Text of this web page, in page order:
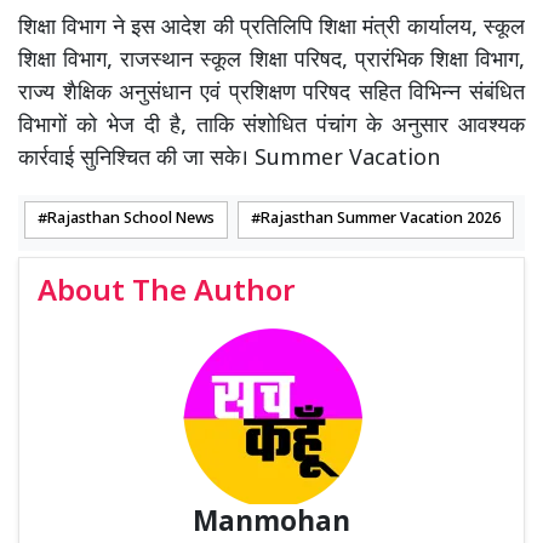
शिक्षा विभाग ने इस आदेश की प्रतिलिपि शिक्षा मंत्री कार्यालय, स्कूल
शिक्षा विभाग, राजस्थान स्कूल शिक्षा परिषद, प्रारंभिक शिक्षा विभाग,
राज्य शैक्षिक अनुसंधान एवं प्रशिक्षण परिषद सहित विभिन्न संबंधित
विभागों को भेज दी है, ताकि संशोधित पंचांग के अनुसार आवश्यक
कार्रवाई सुनिश्चित की जा सके। Summer Vacation
Rajasthan School News Rajasthan Summer Vacation 2026
About The Author
Manmohan